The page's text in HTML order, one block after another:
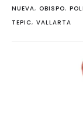
NUEVA, OBISPO,
TEPIC, VALLARTA